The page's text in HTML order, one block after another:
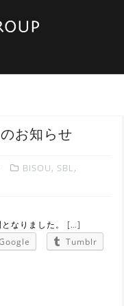
お知らせ
BISOU, SBL,
となりました。 […]
Tumblr